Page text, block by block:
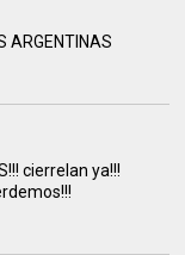
ARGENTINAS
cierrelan ya!!!